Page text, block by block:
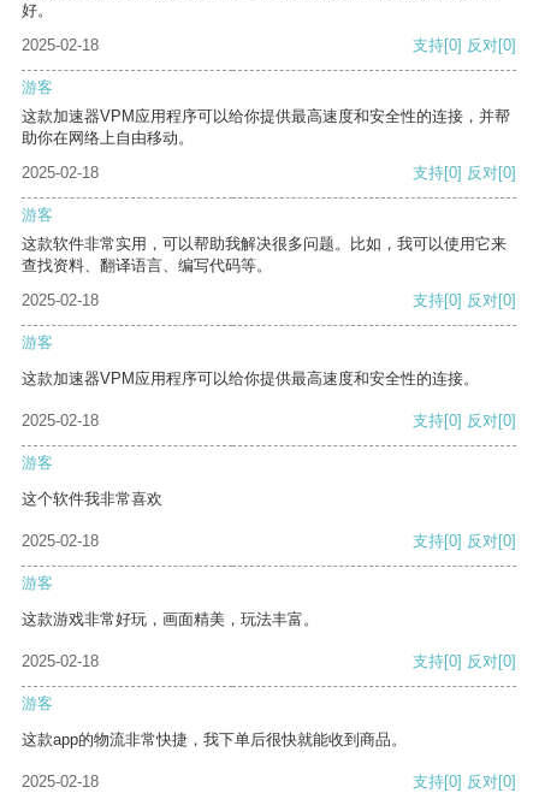
好。
2025-02-18
支持[0] 反对[0]
游客
这款加速器VPM应用程序可以给你提供最高速度和安全性的连接，并帮
助你在网络上自由移动。
2025-02-18
支持[0] 反对[0]
游客
这款软件非常实用，可以帮助我解决很多问题。比如，我可以使用它来
查找资料、翻译语言、编写代码等。
2025-02-18
支持[0] 反对[0]
游客
这款加速器VPM应用程序可以给你提供最高速度和安全性的连接。
2025-02-18 支持[0] 反对[0]
游客
这个软件我非常喜欢
2025-02-18 支持[0] 反对[0]
游客
这款游戏非常好玩，画面精美，玩法丰富。
2025-02-18 支持[0] 反对[0]
游客
这款app的物流非常快捷，我下单后很快就能收到商品。
2025-02-18 支持[0] 反对[0]